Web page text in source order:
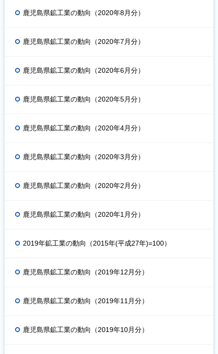
鹿児島県鉱工業の動向（2020年8月分）
鹿児島県鉱工業の動向（2020年7月分）
鹿児島県鉱工業の動向（2020年6月分）
鹿児島県鉱工業の動向（2020年5月分）
鹿児島県鉱工業の動向（2020年4月分）
鹿児島県鉱工業の動向（2020年3月分）
鹿児島県鉱工業の動向（2020年2月分）
鹿児島県鉱工業の動向（2020年1月分）
2019年鉱工業の動向（2015年(平成27年)=100）
鹿児島県鉱工業の動向（2019年12月分）
鹿児島県鉱工業の動向（2019年11月分）
鹿児島県鉱工業の動向（2019年10月分）